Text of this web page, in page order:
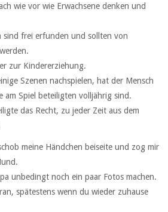
wie vor wie Erwachsene denken und
sind frei erfunden und sollten von
zur Kindererziehung.
Szenen nachspielen, hat der Mensch
am Spiel beteiligten volljährig sind.
das Recht, zu jeder Zeit aus dem
meine Händchen beiseite und zog mir
unbedingt noch ein paar Fotos machen.
spätestens wenn du wieder zuhause